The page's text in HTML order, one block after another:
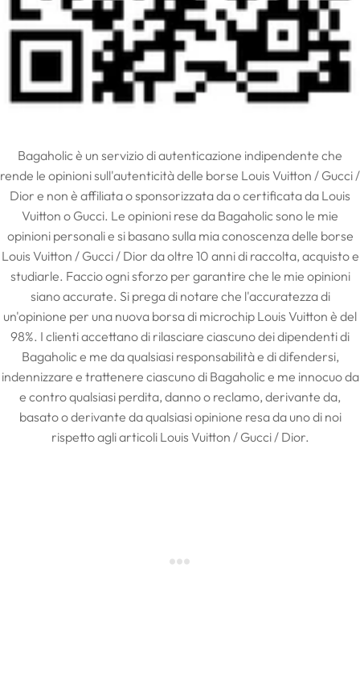
Bagaholic è un servizio di autenticazione indipendente che
rende le opinioni sull'autenticità delle borse Louis Vuitton / Gucci /
Dior e non è affiliata o sponsorizzata da o certificata da Louis
Vuitton o Gucci. Le opinioni rese da Bagaholic sono le mie
opinioni personali e si basano sulla mia conoscenza delle borse
Louis Vuitton / Gucci / Dior da oltre 10 anni di raccolta, acquisto e
studiarle. Faccio ogni sforzo per garantire che le mie opinioni
siano accurate. Si prega di notare che l'accuratezza di
un'opinione per una nuova borsa di microchip Louis Vuitton è del
98%. I clienti accettano di rilasciare ciascuno dei dipendenti di
Bagaholic e me da qualsiasi responsabilità e di difendersi,
indennizzare e trattenere ciascuno di Bagaholic e me innocuo da
e contro qualsiasi perdita, danno o reclamo, derivante da,
basato o derivante da qualsiasi opinione resa da uno di noi
rispetto agli articoli Louis Vuitton / Gucci / Dior.